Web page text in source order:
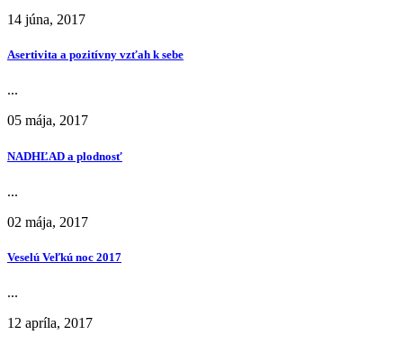
14 júna, 2017
Asertivita a pozitívny vzťah k sebe
...
05 mája, 2017
NADHĽAD a plodnosť
...
02 mája, 2017
Veselú Veľkú noc 2017
...
12 apríla, 2017